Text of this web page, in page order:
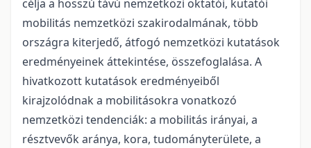
célja a hosszú távú nemzetközi oktatói, kutatói
mobilitás nemzetközi szakirodalmának, több
országra kiterjedő, átfogó nemzetközi kutatások
eredményeinek áttekintése, összefoglalása. A
hivatkozott kutatások eredményeiből
kirajzolódnak a mobilitásokra vonatkozó
nemzetközi tendenciák: a mobilitás irányai, a
résztvevők aránya, kora, tudományterülete, a